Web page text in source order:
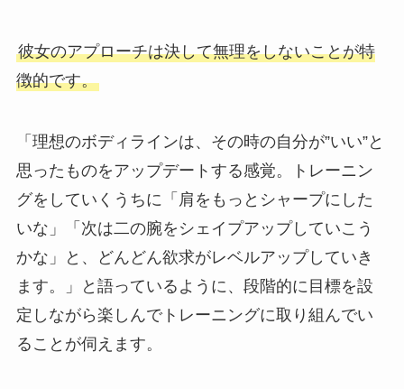
彼女のアプローチは決して無理をしないことが特
徴的です。
「理想のボディラインは、その時の自分が”いい”と
思ったものをアップデートする感覚。トレーニン
グをしていくうちに「肩をもっとシャープにした
いな」「次は二の腕をシェイプアップしていこう
かな」と、どんどん欲求がレベルアップしていき
ます。」と語っているように、段階的に目標を設
定しながら楽しんでトレーニングに取り組んでい
ることが伺えます。